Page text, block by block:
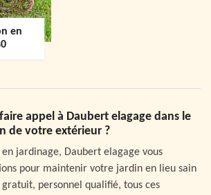
en
appel à Daubert elagage dans le
de votre extérieur ?
en jardinage, Daubert elagage vous
pour maintenir votre jardin en lieu sain
personnel qualifié, tous ces